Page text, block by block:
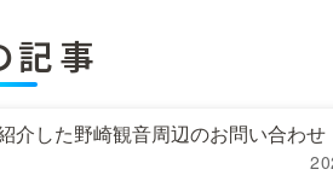
事
介した野崎観音周辺のお問い合わせ